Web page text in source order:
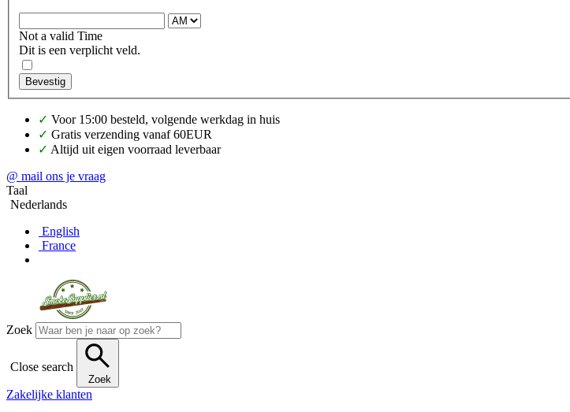
Not a valid Time
Dit is een verplicht veld.
Bevestig
✓ Voor 15:00 besteld, volgende werkdag in huis
✓ Gratis verzending vanaf 60EUR
✓ Altijd uit eigen voorraad leverbaar
@ mail ons je vraag
Taal
Nederlands
English
France
Zoek
Close search
Zoek
Zakelijke klanten